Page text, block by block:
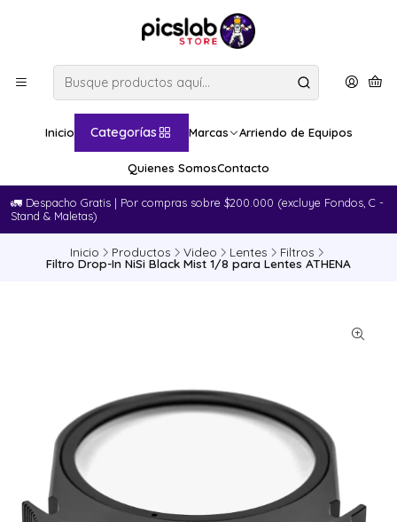
Inicio Categorías Marcas Arriendo de Equipos
Quienes SomosContacto
🚛​ Despacho Gratis | Por compras sobre $200.000 (excluye Fondos, C -
Stand & Maletas)
Inicio Productos Video Lentes Filtros
Filtro Drop-In NiSi Black Mist 1/8 para Lentes ATHENA